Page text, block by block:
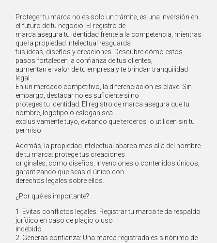
Proteger tu marca no es solo un trámite, es una inversión en
el futuro de tu negocio. El registro de
marca asegura tu identidad frente a la competencia, mientras
que la propiedad intelectual resguarda
tus ideas, diseños y creaciones. Descubre cómo estos
pasos fortalecen la confianza de tus clientes,
aumentan el valor de tu empresa y te brindan tranquilidad
legal.
En un mercado competitivo, la diferenciación es clave. Sin
embargo, destacar no es suficiente si no
proteges tu identidad. El registro de marca asegura que tu
nombre, logotipo o eslogan sea
exclusivamente tuyo, evitando que terceros lo utilicen sin tu
permiso.
Además, la propiedad intelectual abarca más allá del nombre
de tu marca: protege tus creaciones
originales, como diseños, invenciones o contenidos únicos,
garantizando que seas el único con
derechos legales sobre ellos.
¿Por qué es importante?
1. Evitas conflictos legales: Registrar tu marca te da respaldo
jurídico en caso de plagio o uso
indebido.
2. Generas confianza: Una marca registrada es sinónimo de